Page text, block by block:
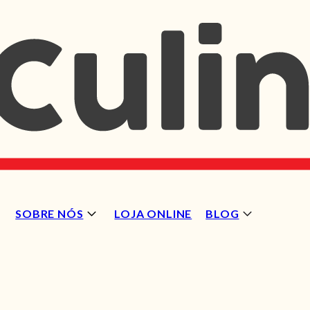
SOBRE NÓS LOJA ONLINE BLOG